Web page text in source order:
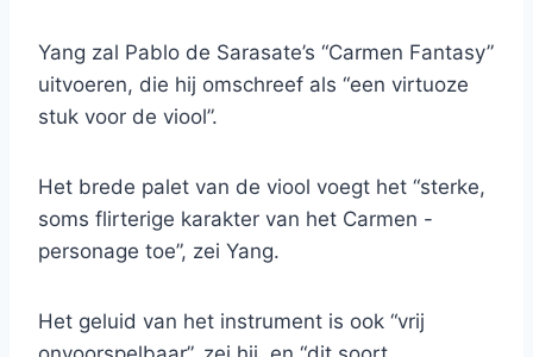
Yang zal Pablo de Sarasate’s “Carmen Fantasy”
uitvoeren, die hij omschreef als “een virtuoze
stuk voor de viool”.
Het brede palet van de viool voegt het “sterke,
soms flirterige karakter van het Carmen -
personage toe”, zei Yang.
Het geluid van het instrument is ook “vrij